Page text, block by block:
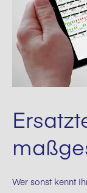
Wer sonst kennt